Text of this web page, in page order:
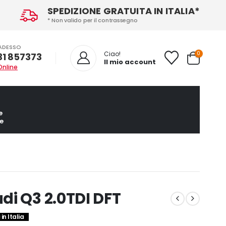
SPEDIZIONE GRATUITA IN ITALIA*
* Non valido per il contrassegno
857373 Ciao!
Il mio account
0
Q3 2.0TDI DFT
Italia